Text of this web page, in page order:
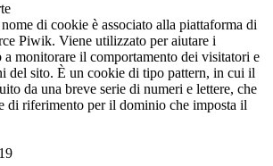
di cookie è associato alla piattaforma di
Piwik. Viene utilizzato per aiutare i
monitorare il comportamento dei visitatori e
del sito. È un cookie di tipo pattern, in cui il
da una breve serie di numeri e lettere, che
di riferimento per il dominio che imposta il